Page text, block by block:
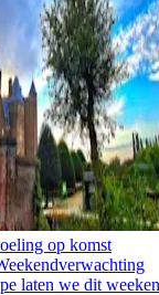
op komst
laten we dit